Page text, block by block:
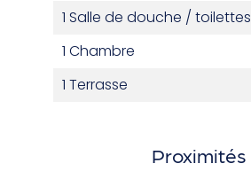
1 Salle de douche / toilettes
1 Chambre
1 Terrasse
Proximités